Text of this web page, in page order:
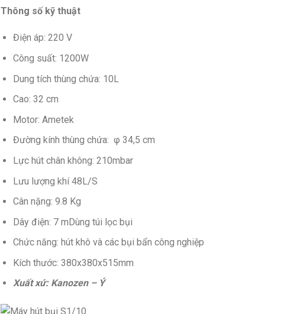
Thông số kỹ thuật
Điện áp: 220 V
Công suất: 1200W
Dung tích thùng chứa: 10L
Cao: 32 cm
Motor: Ametek
Đường kính thùng chứa: φ 34,5 cm
Lực hút chân không: 210mbar
Lưu lượng khí 48L/S
Cân nặng: 9.8 Kg
Dây điện: 7 mDùng túi lọc bụi
Chức năng: hút khô và các bụi bẩn công nghiệp
Kích thước: 380x380x515mm
Xuất xứ: Kanozen – Ý